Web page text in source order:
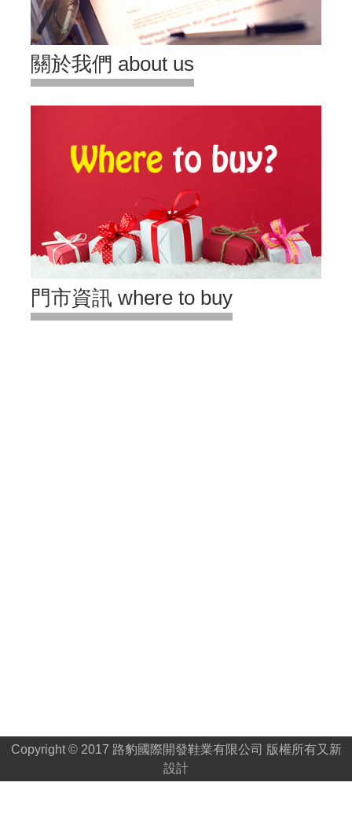
關於我們 about us
門市資訊 where to buy
Copyright © 2017 路豹國際開發鞋業有限公司 版權所有又新
設計